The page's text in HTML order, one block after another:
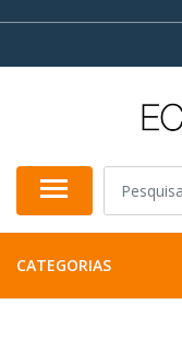
CATEGORIAS